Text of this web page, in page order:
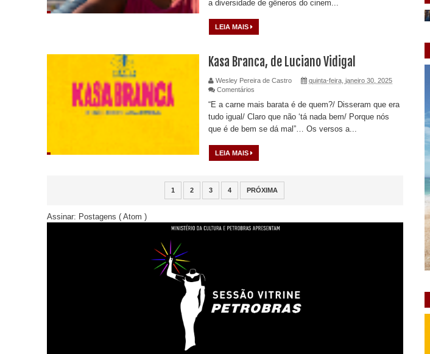
a diversidade de gêneros do cinem...
LEIA MAIS
Kasa Branca, de Luciano Vidigal
Wesley Pereira de Castro
quinta-feira, janeiro 30, 2025
Comentários
“E a carne mais barata é de quem?/ Disseram que era
tudo igual/ Claro que não ‘tá nada bem/ Porque nós
que é de bem se dá mal”… Os versos a...
LEIA MAIS
1 2 3 4 PRÓXIMA
Assinar: Postagens ( Atom )